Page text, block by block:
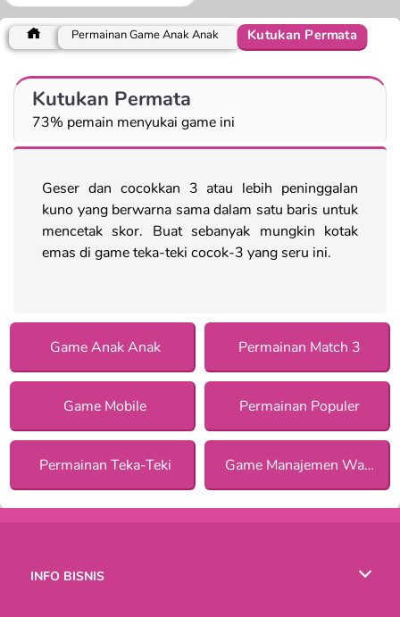
Permainan Game Anak Anak Kutukan Permata
Kutukan Permata
73% pemain menyukai game ini
Geser dan cocokkan 3 atau lebih peninggalan
kuno yang berwarna sama dalam satu baris untuk
mencetak skor. Buat sebanyak mungkin kotak
emas di game teka-teki cocok-3 yang seru ini.
Game Anak Anak Permainan Match 3
Game Mobile Permainan Populer
Permainan Teka-Teki Game Manajemen Waktu
INFO BISNIS